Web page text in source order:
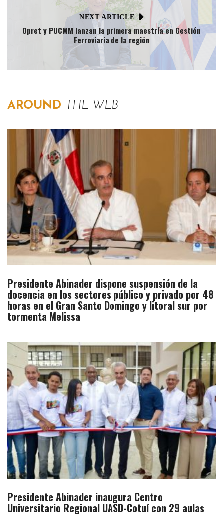
NEXT ARTICLE
Opret y PUCMM lanzan la primera maestría en Gestión
Ferroviaria de la región
AROUND THE WEB
Presidente Abinader dispone suspensión de la
docencia en los sectores público y privado por 48
horas en el Gran Santo Domingo y litoral sur por
tormenta Melissa
Presidente Abinader inaugura Centro
Universitario Regional UASD-Cotuí con 29 aulas